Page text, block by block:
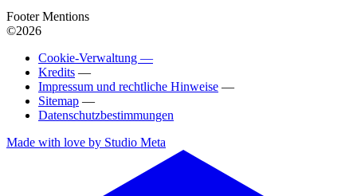
Footer Mentions
©2026
Cookie-Verwaltung —
Kredits —
Impressum und rechtliche Hinweise —
Sitemap —
Datenschutzbestimmungen
Made with love by Studio Meta